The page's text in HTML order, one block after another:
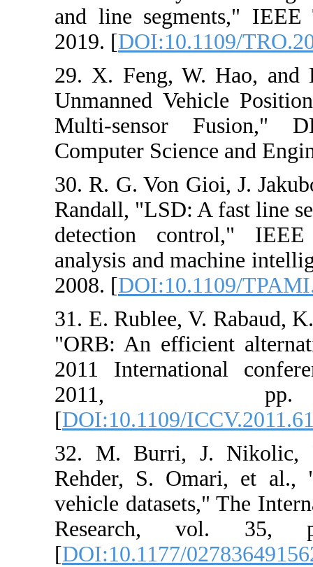
and line
2019. [
29. X. Feng,
Unmanned
Multi-sensor
Computer
30. R. G. Von
Randall, "LSD:
detection
analysis and
2008. [
31. E. Rublee,
"ORB: An
2011
[DOI:10.1109/
32. M. Burri,
Rehder, S.
vehicle
Research,
[DOI:10.1177/